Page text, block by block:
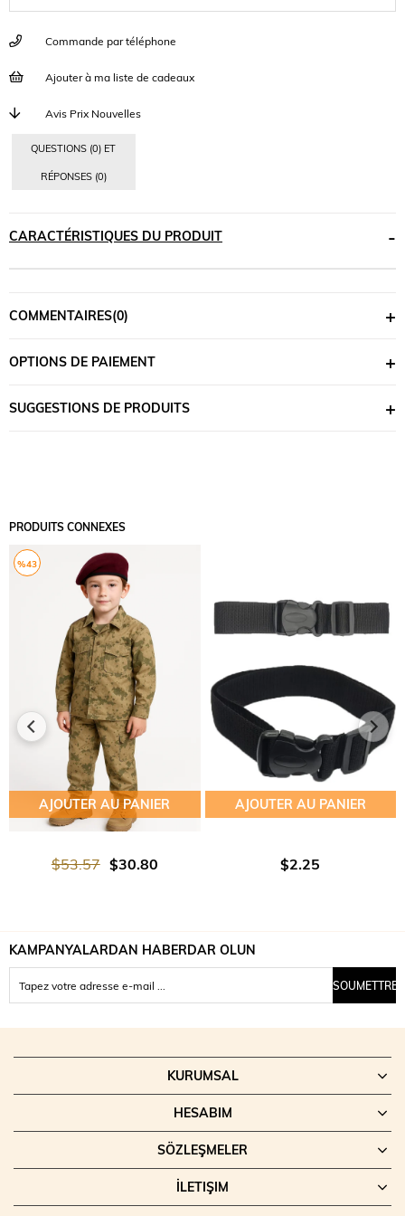
Commande par téléphone
Ajouter à ma liste de cadeaux
Avis Prix Nouvelles
QUESTIONS (0) ET
RÉPONSES (0)
CARACTÉRISTIQUES DU PRODUIT
COMMENTAIRES(0)
OPTIONS DE PAIEMENT
SUGGESTIONS DE PRODUITS
PRODUITS CONNEXES
AJOUTER AU PANIER
$30.80
$53.57
%43
AJOUTER AU PANIER
$2.25
KAMPANYALARDAN HABERDAR OLUN
SOUMETTRE
KURUMSAL
HESABIM
SÖZLEŞMELER
İLETIŞIM